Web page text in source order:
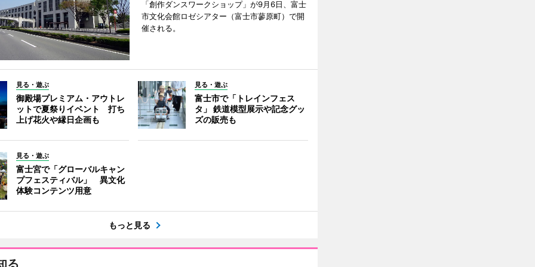
「創作ダンスワークショップ」が9月6日、富士
市文化会館ロゼシアター（富士市蓼原町）で開
催される。
見る・遊ぶ
御殿場プレミアム・アウトレ
ットで夏祭りイベント 打ち
上げ花火や縁日企画も
見る・遊ぶ
富士市で「トレインフェス
タ」 鉄道模型展示や記念グッ
ズの販売も
見る・遊ぶ
富士宮で「グローバルキャン
プフェスティバル」 異文化
体験コンテンツ用意
もっと見る
る